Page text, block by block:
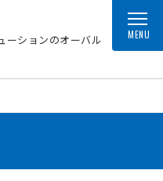
ーションのオーバル MENU